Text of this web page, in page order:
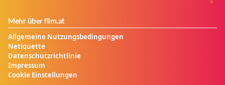
Mehr über film.at
Allgemeine Nutzungsbedingungen
Netiquette
Datenschutzrichtlinie
Impressum
Cookie Einstellungen